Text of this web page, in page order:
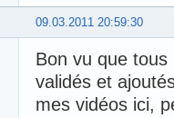
09.03.2011 20:59:30
Bon vu que
validés et
mes vidéos ici,